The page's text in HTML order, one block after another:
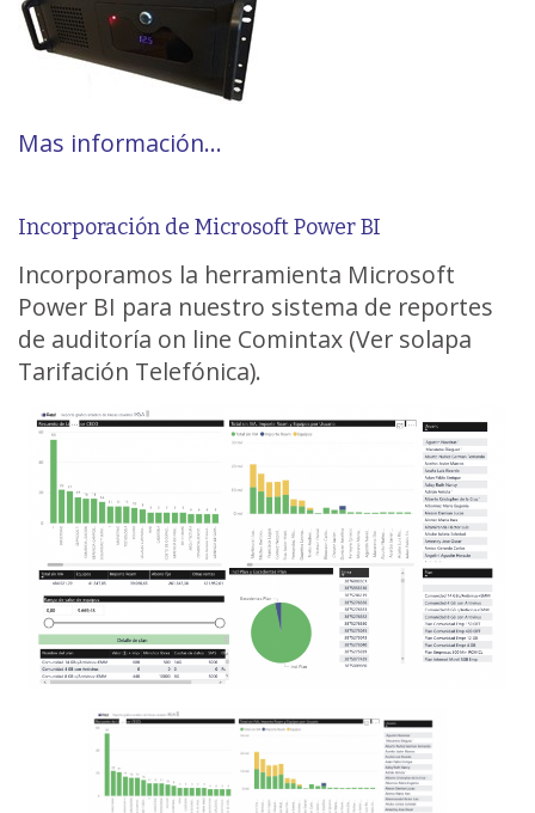
Mas información…
Incorporación de Microsoft Power BI
Incorporamos la herramienta Microsoft
Power BI para nuestro sistema de reportes
de auditoría on line Comintax (Ver solapa
Tarifación Telefónica).